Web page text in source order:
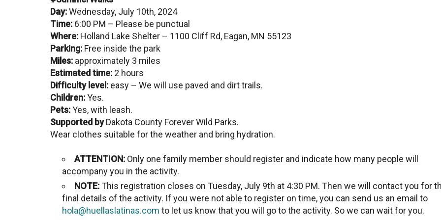
Day:Wednesday, July 10th, 2024
Time: 6:00 PM – Please be punctual
Where: Holland Lake Shelter – 1100 Cliff Rd, Eagan, MN 55123
Parking: Free inside the park
Miles: approximately 3 miles
Estimated time: 2 hours
Difficulty level: easy – We will use paved and dirt trails.
Children:Yes.
Pets:Yes, with leash.
Supported byDakota County Forever Wild Parks.
Wear clothes suitable for the weather and bring hydration.
ATTENTION: Only one family member should register and indicate how many people will
accompany you in the activity.
NOTE:This registration closes on Tuesday, July 9th at 4:30 PM. Then we will contact you for
final details of the activity. If you were not able to register on time, you can send us an email to
hola@huellaslatinas.com to let us know that you will go to the activity. So we can wait for you.